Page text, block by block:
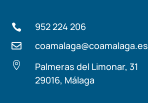
 952 224 206
 coamalaga@coamalaga.es

Palmeras del Limonar, 31
29016, Málaga